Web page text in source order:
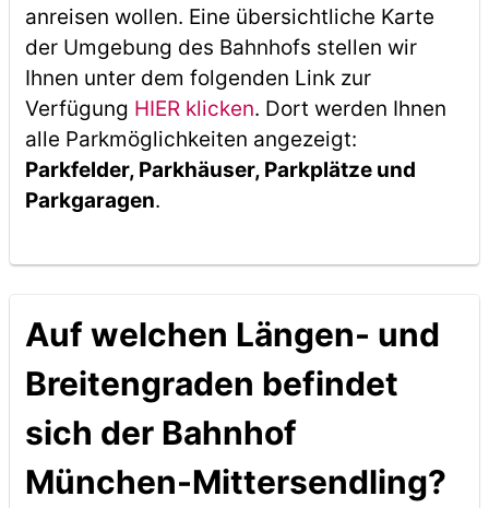
anreisen wollen. Eine übersichtliche Karte
der Umgebung des Bahnhofs stellen wir
Ihnen unter dem folgenden Link zur
Verfügung HIER klicken. Dort werden Ihnen
alle Parkmöglichkeiten angezeigt:
Parkfelder, Parkhäuser, Parkplätze und
Parkgaragen.
Auf welchen Längen- und
Breitengraden befindet
sich der Bahnhof
München-Mittersendling?